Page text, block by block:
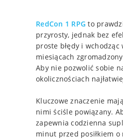
RedCon 1 RPG to
przyrosty, jednak bez
proste błędy i
miesiącach
Aby nie pozwolić sobie
okolicznościach
Kluczowe znaczenie
nimi ściśle powiązany.
zapewnia codzienna
minut przed posiłkiem